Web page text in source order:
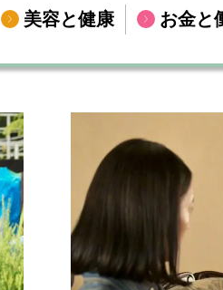
美容と健康 お金と